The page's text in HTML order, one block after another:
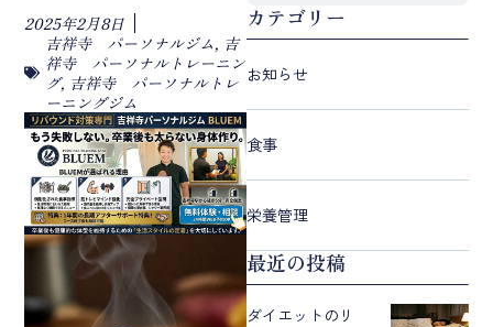
2025年2月8日
吉祥寺 パーソナルジム, 吉
祥寺 パーソナルトレーニン
グ, 吉祥寺 パーソナルトレ
ーニングジム
カテゴリー
お知らせ
食事
栄養管理
最近の投稿
ダイエットのリ